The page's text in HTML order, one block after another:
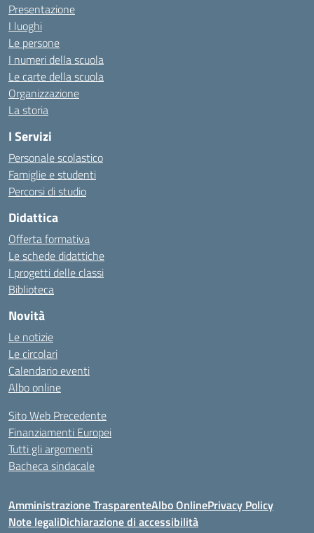
Presentazione
I luoghi
Le persone
I numeri della scuola
Le carte della scuola
Organizzazione
La storia
I Servizi
Personale scolastico
Famiglie e studenti
Percorsi di studio
Didattica
Offerta formativa
Le schede didattiche
I progetti delle classi
Biblioteca
Novità
Le notizie
Le circolari
Calendario eventi
Albo online
Sito Web Precedente
Finanziamenti Europei
Tutti gli argomenti
Bacheca sindacale
Amministrazione TrasparenteAlbo OnlinePrivacy Policy
Note legaliDichiarazione di accessibilità